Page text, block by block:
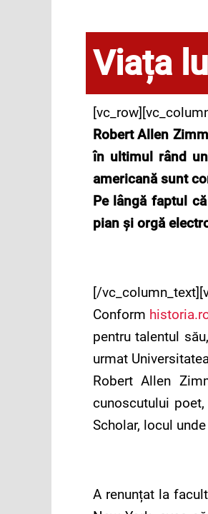
Viața
Robert Allen
în ultimul rând
americană sunt
Pe lângă faptul
pian și orgă
[/
Conform
pentru talentul
urmat
Robert Allen
cunoscutului
Scholar, locul
A renunțat la